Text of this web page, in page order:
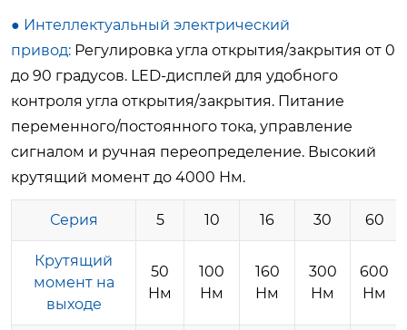
● Интеллектуальный электрический
привод: Регулировка угла открытия/закрытия от 0
до 90 градусов. LED-дисплей для удобного
контроля угла открытия/закрытия. Питание
переменного/постоянного тока, управление
сигналом и ручная переопределение. Высокий
крутящий момент до 4000 Нм.
Серия 5 10 16 30 60
Крутящий
момент на
выходе
50
Нм
100
Нм
160
Нм
300
Нм
600
Нм